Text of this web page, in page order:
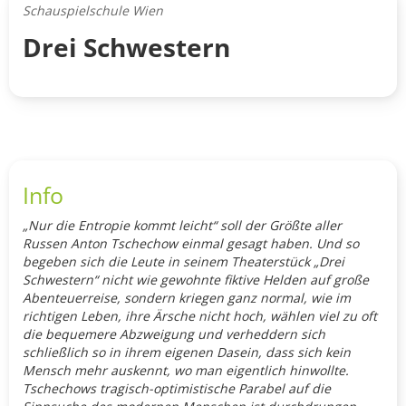
Schauspielschule Wien
Drei Schwestern
Info
„Nur die Entropie kommt leicht“ soll der Größte aller
Russen Anton Tschechow einmal gesagt haben. Und so
begeben sich die Leute in seinem Theaterstück „Drei
Schwestern“ nicht wie gewohnte fiktive Helden auf große
Abenteuerreise, sondern kriegen ganz normal, wie im
richtigen Leben, ihre Ärsche nicht hoch, wählen viel zu oft
die bequemere Abzweigung und verheddern sich
schließlich so in ihrem eigenen Dasein, dass sich kein
Mensch mehr auskennt, wo man eigentlich hinwollte.
Tschechows tragisch-optimistische Parabel auf die